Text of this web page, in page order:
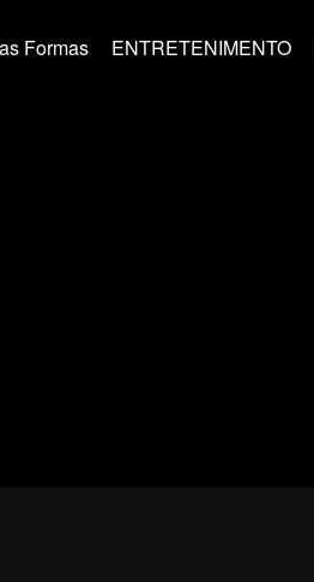
Formas ENTRETENIMENTO